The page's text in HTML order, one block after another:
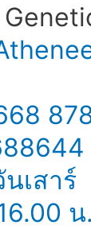
เสาร์
น.